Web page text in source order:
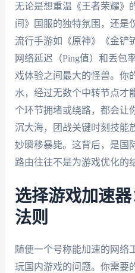
无论是想重温《王者荣耀》
间》国服的独特氛围，还是
流行手游如《原神》《金铲
网络延迟（Ping值）和丢包
戏体验之间最大的怪兽。你
水，经过无数个中转节点才
个环节拥堵或绕路，都会让
沉大海，团战关键时刻技能
妙瞬移暴毙。这背后，是国
路由往往不是为游戏优化的
选择游戏加速
法则
随便一个号称能加速的网络
玩国内游戏的问题。你需要